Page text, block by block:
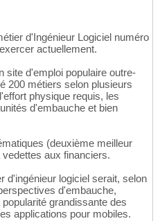
d'Ingénieur Logiciel numéro
actuellement.
site d'emploi populaire outre-
200 métiers selon plusieurs
physique requis, les
d'embauche et bien
(deuxième meilleur
aux financiers.
d'ingénieur logiciel serait, selon
d'embauche,
grandissante des
applications pour mobiles.